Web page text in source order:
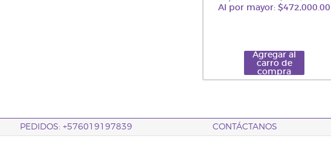
Al por mayor: $472,000.00
Agregar al
carro de
compra
PEDIDOS: +576019197839 CONTÁCTANOS